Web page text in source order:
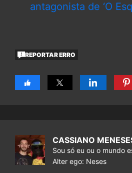
antagonista de ‘O
REPORTAR ERRO
CASSIANO
Sou só eu ou o mundo
Alter ego: Neses